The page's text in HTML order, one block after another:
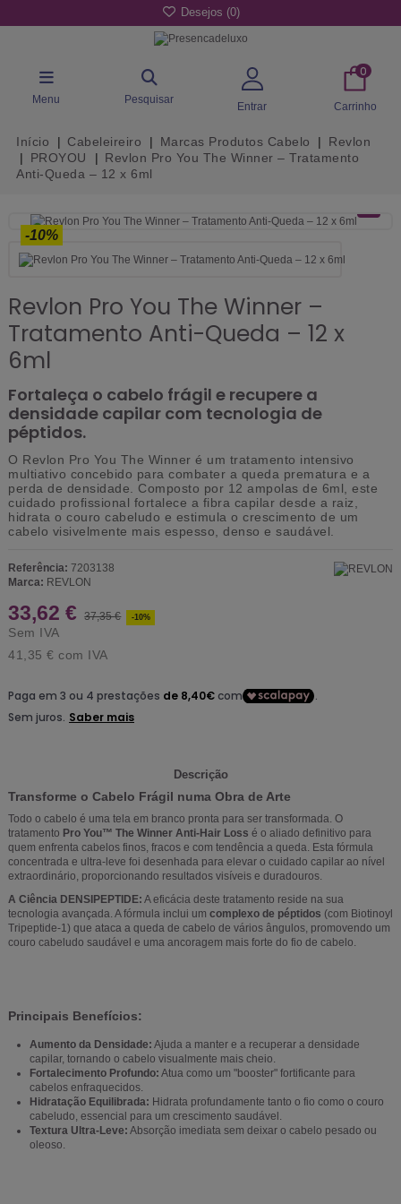
Desejos (0)
Menu Pesquisar
Entrar
0
Carrinho
Início Cabeleireiro Marcas Produtos Cabelo
Revlon
PROYOU
Revlon Pro You The Winner – Tratamento
Anti-Queda – 12 x 6ml
-10%
Revlon Pro You The Winner –
Tratamento Anti-Queda – 12 x
6ml
Fortaleça o cabelo frágil e recupere a
densidade capilar com tecnologia de
péptidos.
O Revlon Pro You The Winner é um tratamento intensivo
multiativo concebido para combater a queda prematura e a
perda de densidade. Composto por 12 ampolas de 6ml, este
cuidado profissional fortalece a fibra capilar desde a raiz,
hidrata o couro cabeludo e estimula o crescimento de um
cabelo visivelmente mais espesso, denso e saudável.
Referência: 7203138
Marca: REVLON
33,62 € 37,35 € -10%
Sem IVA
41,35 € com IVA
Descrição
Transforme o Cabelo Frágil numa Obra de Arte
Todo o cabelo é uma tela em branco pronta para ser transformada. O
tratamento Pro You™ The Winner Anti-Hair Loss é o aliado definitivo para
quem enfrenta cabelos finos, fracos e com tendência a queda. Esta fórmula
concentrada e ultra-leve foi desenhada para elevar o cuidado capilar ao nível
extraordinário, proporcionando resultados visíveis e duradouros.
A Ciência DENSIPEPTIDE: A eficácia deste tratamento reside na sua
tecnologia avançada. A fórmula inclui um complexo de péptidos (com Biotinoyl
Tripeptide-1) que ataca a queda de cabelo de vários ângulos, promovendo um
couro cabeludo saudável e uma ancoragem mais forte do fio de cabelo.
Principais Benefícios:
Aumento da Densidade: Ajuda a manter e a recuperar a densidade
capilar, tornando o cabelo visualmente mais cheio.
Fortalecimento Profundo: Atua como um "booster" fortificante para
cabelos enfraquecidos.
Hidratação Equilibrada: Hidrata profundamente tanto o fio como o couro
cabeludo, essencial para um crescimento saudável.
Textura Ultra-Leve: Absorção imediata sem deixar o cabelo pesado ou
oleoso.